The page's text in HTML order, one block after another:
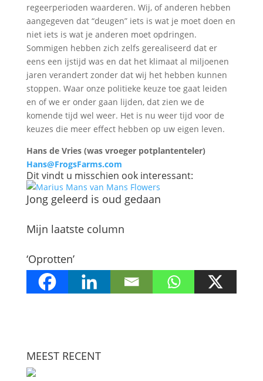
regeerperioden waarderen. Wij, of anderen hebben
aangegeven dat “deugen” iets is wat je moet doen en
niet iets is wat je anderen moet opdringen.
Sommigen hebben zich zelfs gerealiseerd dat er
eens een ijstijd was en dat het klimaat al miljoenen
jaren verandert zonder dat wij het hebben kunnen
stoppen. Waar onze politieke keuze toe gaat leiden
en of we er onder gaan lijden, dat zien we de
komende tijd wel weer. Het is nu weer tijd voor de
keuzes die meer effect hebben op uw eigen leven.
Hans de Vries (was vroeger potplantenteler)
Hans@FrogsFarms.com
Dit vindt u misschien ook interessant:
Jong geleerd is oud gedaan
Mijn laatste column
‘Oprotten’
MEEST RECENT